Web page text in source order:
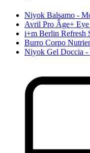
Niyok Balsamo -
Avril Pro Âge+
i+m Berlin Refresh
Burro Corpo
Niyok Gel Doccia -